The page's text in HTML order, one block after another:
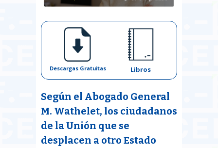
Descargas Gratuitas Libros
Según el Abogado General
M. Wathelet, los ciudadanos
de la Unión que se
desplacen a otro Estado